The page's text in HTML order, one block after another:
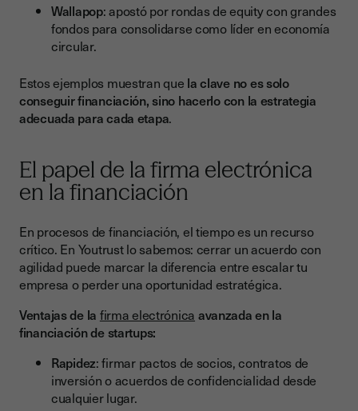
Wallapop: apostó por rondas de equity con grandes
fondos para consolidarse como líder en economía
circular.
Estos ejemplos muestran que la clave no es solo
conseguir financiación, sino hacerlo con la estrategia
adecuada para cada etapa.
El papel de la firma electrónica
en la financiación
En procesos de financiación, el tiempo es un recurso
crítico. En Youtrust lo sabemos: cerrar un acuerdo con
agilidad puede marcar la diferencia entre escalar tu
empresa o perder una oportunidad estratégica.
Ventajas de la firma electrónica avanzada en la
financiación de startups:
Rapidez: firmar pactos de socios, contratos de
inversión o acuerdos de confidencialidad desde
cualquier lugar.